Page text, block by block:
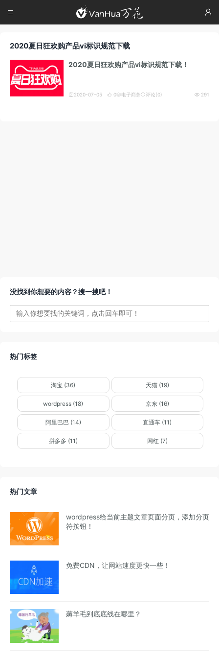

 
2020夏日狂欢购产品vi标识规范下载
2020夏日狂欢购产品vi标识规范下载！
 2020-07-05  0  291
 电子商务评论(0)
没找到你想要的内容？搜一搜吧！
热门标签
淘宝 (36) 天猫 (19)
wordpress (18) 京东 (16)
阿里巴巴 (14) 直通车 (11)
拼多多 (11) 网红 (7)
热门文章
wordpress给当前主题文章页面分页，添加分页
符按钮！
免费CDN，让网站速度更快一些！
薅羊毛到底底线在哪里？